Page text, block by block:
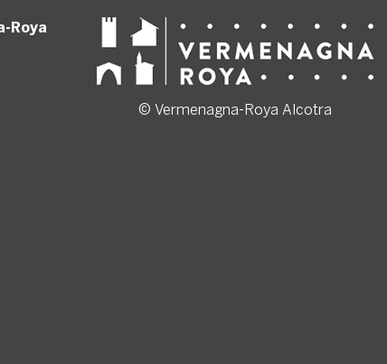
Roya
© Vermenagna-Roya Alcotra